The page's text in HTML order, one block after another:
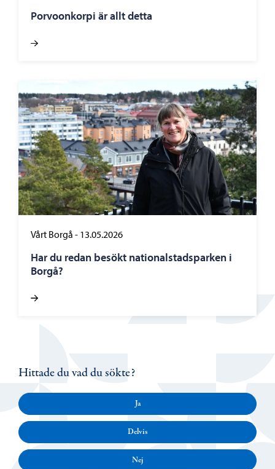
Porvoonkorpi är allt detta
Vårt Borgå - 13.05.2026
Har du redan besökt nationalstadsparken i
Borgå?
Hittade du vad du sökte?
Ja
Delvis
Nej